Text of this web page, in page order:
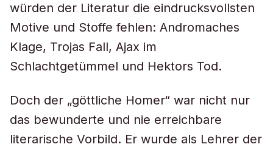
würden der Literatur die eindrucksvollsten
Motive und Stoffe fehlen: Andromaches
Klage, Trojas Fall, Ajax im
Schlachtgetümmel und Hektors Tod.
Doch der „göttliche Homer“ war nicht nur
das bewunderte und nie erreichbare
literarische Vorbild. Er wurde als Lehrer der